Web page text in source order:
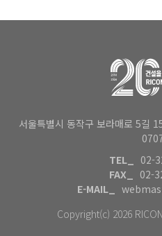
서울특별시 동작구 보라매로 5길
TEL_
02-
FAX_
02-
E-MAIL_
Copyright(c) 2026